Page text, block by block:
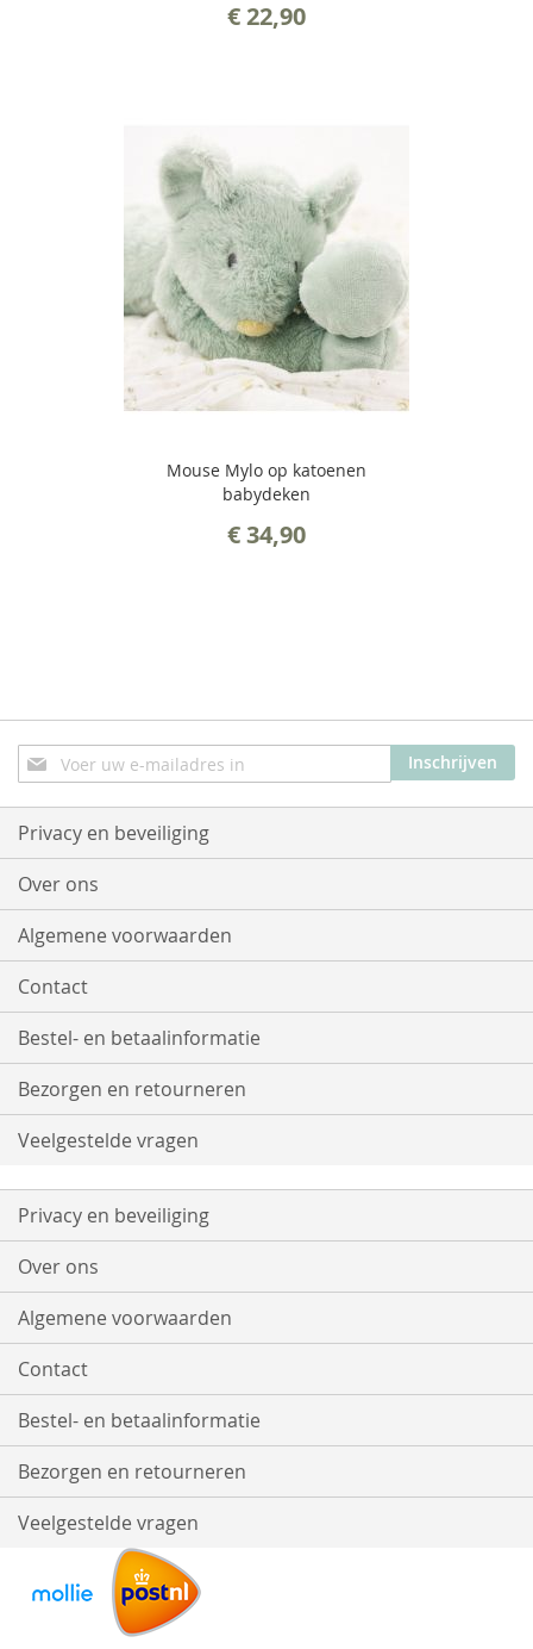
€ 22,90
Mouse Mylo op katoenen
babydeken
€ 34,90
Abonneer
u
op
onze
nieuwsbrief
Inschrijven
Privacy en beveiliging
Over ons
Algemene voorwaarden
Contact
Bestel- en betaalinformatie
Bezorgen en retourneren
Veelgestelde vragen
Privacy en beveiliging
Over ons
Algemene voorwaarden
Contact
Bestel- en betaalinformatie
Bezorgen en retourneren
Veelgestelde vragen